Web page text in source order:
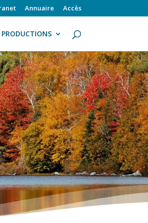
Annuaire Accès
PRODUCTIONS